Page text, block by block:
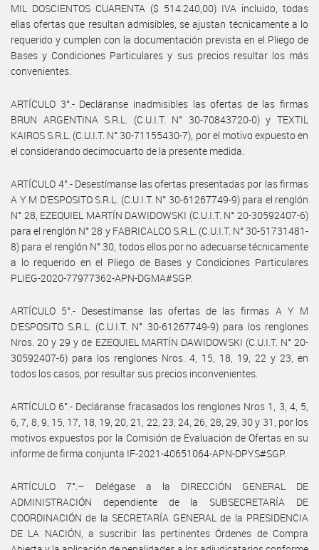
MIL DOSCIENTOS CUARENTA ($ 514.240,00) IVA incluido, todas
ellas ofertas que resultan admisibles, se ajustan técnicamente a lo
requerido y cumplen con la documentación prevista en el Pliego de
Bases y Condiciones Particulares y sus precios resultar los más
convenientes.
ARTÍCULO 3°.- Decláranse inadmisibles las ofertas de las firmas
BRUN ARGENTINA S.R.L. (C.U.I.T. N° 30-70843720-0) y TEXTIL
KAIROS S.R.L. (C.U.I.T. N° 30-71155430-7), por el motivo expuesto en
el considerando decimocuarto de la presente medida.
ARTÍCULO 4°.- Desestímanse las ofertas presentadas por las firmas
A Y M D’ESPOSITO S.R.L. (C.U.I.T. N° 30-61267749-9) para el renglón
N° 28, EZEQUIEL MARTÍN DAWIDOWSKI (C.U.I.T. N° 20-30592407-6)
para el renglón N° 28 y FABRICALCO S.R.L. (C.U.I.T. N° 30-51731481-
8) para el renglón N° 30, todos ellos por no adecuarse técnicamente
a lo requerido en el Pliego de Bases y Condiciones Particulares
PLIEG-2020-77977362-APN-DGMA#SGP.
ARTÍCULO 5°.- Desestímanse las ofertas de las firmas A Y M
D’ESPOSITO S.R.L. (C.U.I.T. N° 30-61267749-9) para los renglones
Nros. 20 y 29 y de EZEQUIEL MARTÍN DAWIDOWSKI (C.U.I.T. N° 20-
30592407-6) para los renglones Nros. 4, 15, 18, 19, 22 y 23, en
todos los casos, por resultar sus precios inconvenientes.
ARTÍCULO 6°.- Decláranse fracasados los renglones Nros 1, 3, 4, 5,
6, 7, 8, 9, 15, 17, 18, 19, 20, 21, 22, 23, 24, 26, 28, 29, 30 y 31, por los
motivos expuestos por la Comisión de Evaluación de Ofertas en su
informe de firma conjunta IF-2021-40651064-APN-DPYS#SGP.
ARTÍCULO 7°.– Delégase a la DIRECCIÓN GENERAL DE
ADMINISTRACIÓN dependiente de la SUBSECRETARÍA DE
COORDINACIÓN de la SECRETARÍA GENERAL de la PRESIDENCIA
DE LA NACIÓN, a suscribir las pertinentes Órdenes de Compra